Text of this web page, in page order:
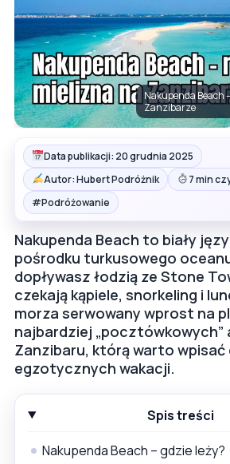
Nakupenda Beach
Zanzibarze
Data publikacji: 20 grudnia 2025
Autor: Hubert Podróżnik
7 min
#Podróżowanie
Nakupenda Beach to biały
pośrodku turkusowego
dopływasz łodzią ze Stone
czekają kąpiele, snorkeling i
morza serwowany wprost na
najbardziej „pocztówkowych”
Zanzibaru, którą warto wpisać
egzotycznych wakacji.
Spis treści
Nakupenda Beach – gdzie leży?